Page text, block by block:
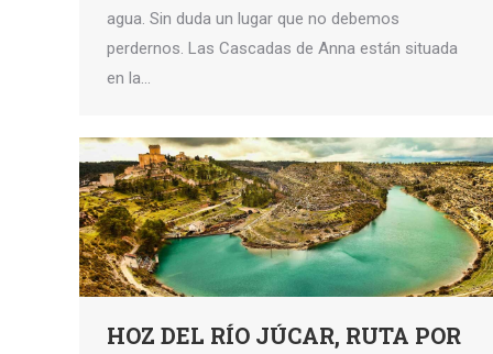
agua. Sin duda un lugar que no debemos
perdernos. Las Cascadas de Anna están situada
en la…
HOZ DEL RÍO JÚCAR, RUTA POR